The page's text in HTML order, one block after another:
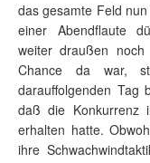
das gesamte Feld
einer Abendflaute
weiter draußen
Chance da war,
darauffolgenden Tag
daß die Konkurrenz
erhalten hatte.
ihre